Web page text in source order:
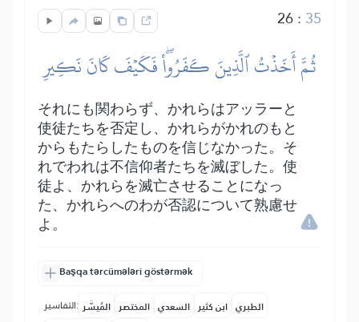
26: 35
ثُمَّ أَخَذۡتُ ٱلَّذِينَ كَفَرُواْۖ فَكَيۡفَ كَانَ نَكِيرِ
それにも関わらず、かれらはアッラーと
使徒たちを否定し、かれらがかれのもと
からもたらしたものを信じなかった。そ
れでわれは不信仰者たちを滅ぼした。使
徒よ、かれらを滅亡させることになっ
た、かれらへのわが否認について熟慮せ
よ。
Başqa tərcümələri göstərmək
التفاسير: المُيسَّر المختصر السعدي ابن كثير الطبري